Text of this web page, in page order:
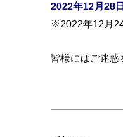
2022年12月28
※2022年12月
皆様にはご迷惑